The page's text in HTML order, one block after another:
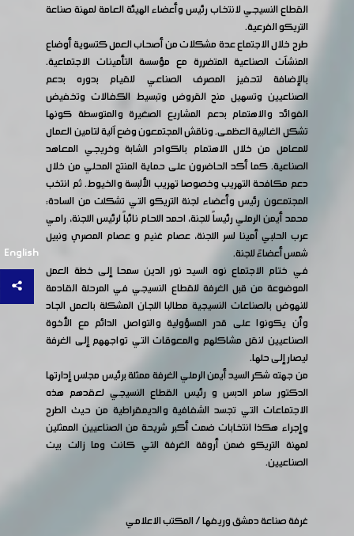
English
القطاع النسيجي لانتخاب رئيس وأعضاء الهيئة العامة لمهنة صناعة
التريكو الفرعية.
طرح خلال الاجتماع عدة مشكلات من أصحاب العمل كتسوية أوضاع
المنشآت الصناعية المتضررة مع مؤسسة التأمينات الاجتماعية.
بالإضافة لتحفيز المصرف الصناعي للقيام بدوره بدعم
الصناعيين وتسهيل منح القروض وتبسيط الكفالات وتخفيض
الفوائد والاهتمام بدعم المشاريع الصغيرة والمتوسطة كونها
تشكل الغالبية العظمى. وناقش المجتمعون وضع آلية لتامين العمال
للمعامل من خلال الاهتمام بالكوادر الشابة وخريجي المعاهد
الصناعية. كما أكد الحاضرون على حماية المنتج المحلي من خلال
دعم مكافحة التهريب وخصوصا تهريب الألبسة والخيوط. ثم انتخب
المجتمعون رئيس وأعضاء لجنة التريكو التي تشكلت من السادة:
محمد أيمن الرملي رئيساً للجنة، احمد اللحام نائباً لرئيس اللجنة، رامي
عرب الحلبي أمينا لسر اللجنة، عصام غنيم و عصام المصري ونبيل
شمس أعضاءً للجنة.
في ختام الاجتماع نوه السيد نور الدين سمحا إلى خطة العمل
الموضوعة من قبل الغرفة للقطاع النسيجي في المرحلة القادمة
للنهوض بالصناعات النسيجية مطالبا اللجان المشكلة بالعمل الجاد
وأن يكونوا على قدر المسؤولية والتواصل الدائم مع الأخوة
الصناعيين لنقل مشاكلهم والمعوقات التي تواجههم إلى الغرفة
ليصار إلى حلها.
من جهته شكر السيد أيمن الرملي الغرفة ممثلة برئيس مجلس إدارتها
الدكتور سامر الدبس و رئيس القطاع النسيجي لعقدهم هذه
الاجتماعات التي تجسد الشفافية والديمقراطية من حيث الطرح
وإجراء هكذا انتخابات ضمت أكبر شريحة من الصناعيين الممثلين
لمهنة التريكو ضمن أروقة الغرفة التي كانت وما زالت بيت
الصناعيين.
غرفة صناعة دمشق وريفها / المكتب الاعلامي